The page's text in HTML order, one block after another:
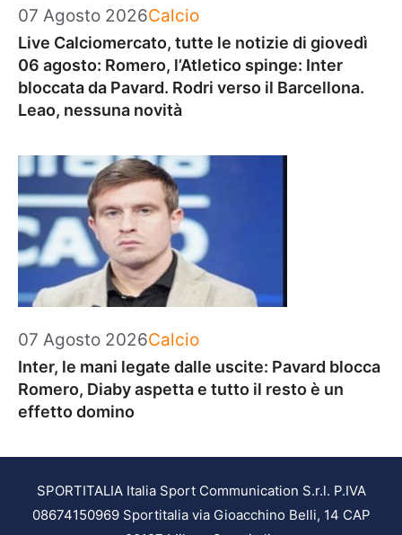
07 Agosto 2026Categorie
Calcio
Live Calciomercato, tutte le notizie di giovedì
06 agosto: Romero, l’Atletico spinge: Inter
bloccata da Pavard. Rodri verso il Barcellona.
Leao, nessuna novità
07 Agosto 2026Categorie
Calcio
Inter, le mani legate dalle uscite: Pavard blocca
Romero, Diaby aspetta e tutto il resto è un
effetto domino
SPORTITALIA Italia Sport Communication S.r.l. P.IVA
08674150969 Sportitalia via Gioacchino Belli, 14 CAP